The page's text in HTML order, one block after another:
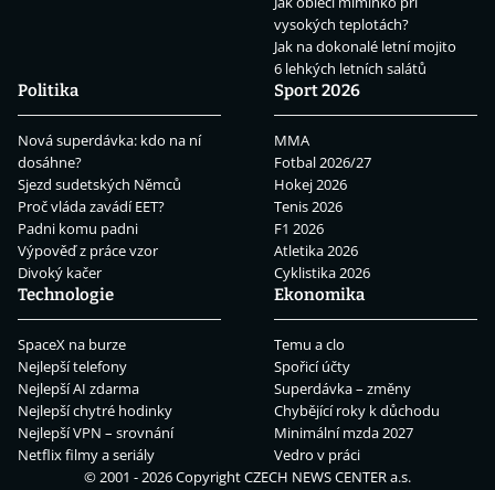
vysokých teplotách?
Jak na dokonalé letní mojito
6 lehkých letních salátů
Politika
Nová superdávka: kdo na ní
dosáhne?
Sjezd sudetských Němců
Proč vláda zavádí EET?
Padni komu padni
Výpověď z práce vzor
Divoký kačer
Sport 2026
MMA
Fotbal 2026/27
Hokej 2026
Tenis 2026
F1 2026
Atletika 2026
Cyklistika 2026
Technologie
SpaceX na burze
Nejlepší telefony
Nejlepší AI zdarma
Nejlepší chytré hodinky
Nejlepší VPN – srovnání
Netflix filmy a seriály
Ekonomika
Temu a clo
Spořicí účty
Superdávka – změny
Chybějící roky k důchodu
Minimální mzda 2027
Vedro v práci
© 2001 - 2026 CopyrightCZECH NEWS CENTER a.s.